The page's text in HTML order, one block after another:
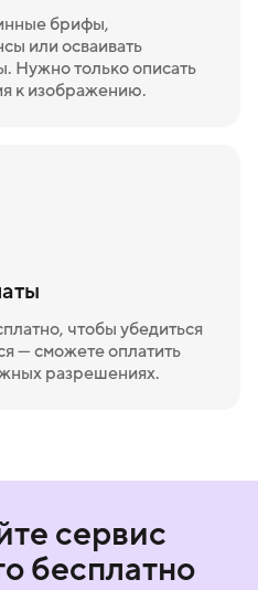
брифы,
или осваивать
Нужно только описать
к изображению.
чтобы убедиться
— сможете оплатить
разрешениях.
сервис
бесплатно